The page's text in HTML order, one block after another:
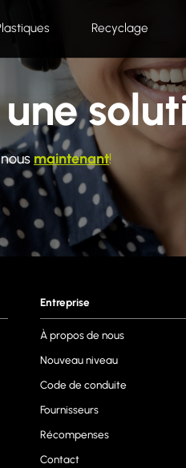
Recyclage
maintenant!
Entreprise
À propos de nous
Nouveau niveau
Code de conduite
Fournisseurs
Récompenses
Contact